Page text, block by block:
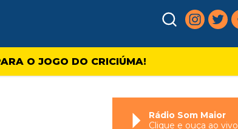
O JOGO DO CRICIÚMA!
Rádio Som Maior
Clique e ouça ao vivo